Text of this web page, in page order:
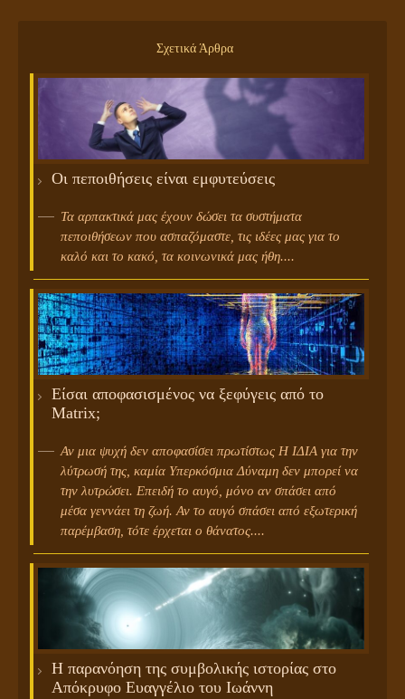
Σχετικά Άρθρα
Οι πεποιθήσεις είναι εμφυτεύσεις
Τα αρπακτικά μας έχουν δώσει τα συστήματα
πεποιθήσεων που ασπαζόμαστε, τις ιδέες μας για το
καλό και το κακό, τα κοινωνικά μας ήθη....
Είσαι αποφασισμένος να ξεφύγεις από το
Matrix;
Αν μια ψυχή δεν αποφασίσει πρωτίστως Η ΙΔΙΑ για την
λύτρωσή της, καμία Υπερκόσμια Δύναμη δεν μπορεί να
την λυτρώσει. Επειδή το αυγό, μόνο αν σπάσει από
μέσα γεννάει τη ζωή. Αν το αυγό σπάσει από εξωτερική
παρέμβαση, τότε έρχεται ο θάνατος....
Η παρανόηση της συμβολικής ιστορίας στο
Απόκρυφο Ευαγγέλιο του Ιωάννη